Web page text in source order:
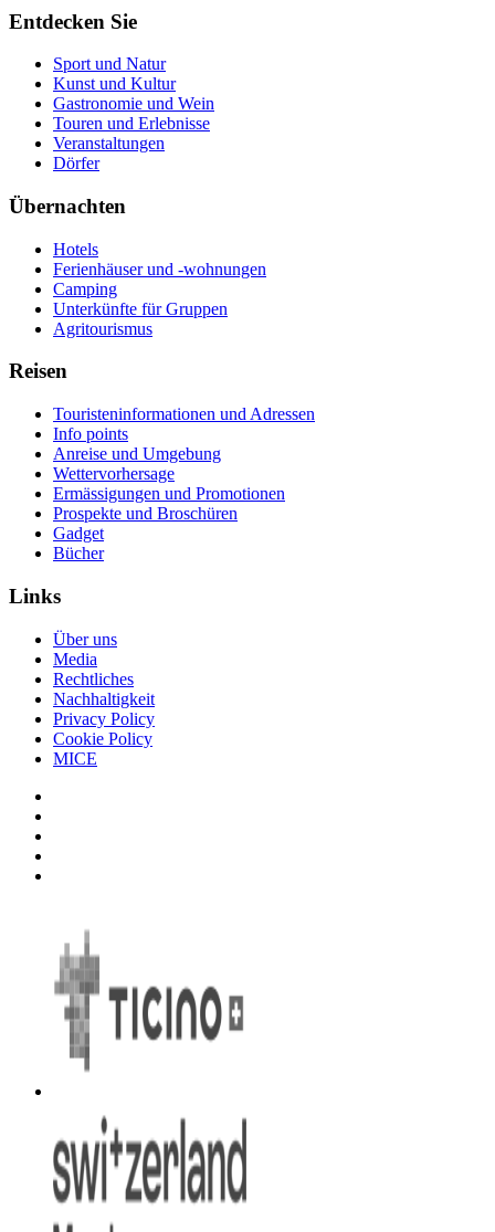
Entdecken Sie
Sport und Natur
Kunst und Kultur
Gastronomie und Wein
Touren und Erlebnisse
Veranstaltungen
Dörfer
Übernachten
Hotels
Ferienhäuser und -wohnungen
Camping
Unterkünfte für Gruppen
Agritourismus
Reisen
Touristeninformationen und Adressen
Info points
Anreise und Umgebung
Wettervorhersage
Ermässigungen und Promotionen
Prospekte und Broschüren
Gadget
Bücher
Links
Über uns
Media
Rechtliches
Nachhaltigkeit
Privacy Policy
Cookie Policy
MICE